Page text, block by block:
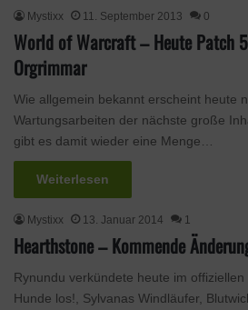
Mystixx 11. September 2013 0
World of Warcraft – Heute Patch
Orgrimmar
Wie allgemein bekannt erscheint heute
Wartungsarbeiten der nächste große
gibt es damit wieder eine Menge…
Weiterlesen
Mystixx 13. Januar 2014 1
Hearthstone – Kommende
Rynundu verkündete heute im
Hunde los!, Sylvanas Windläufer,